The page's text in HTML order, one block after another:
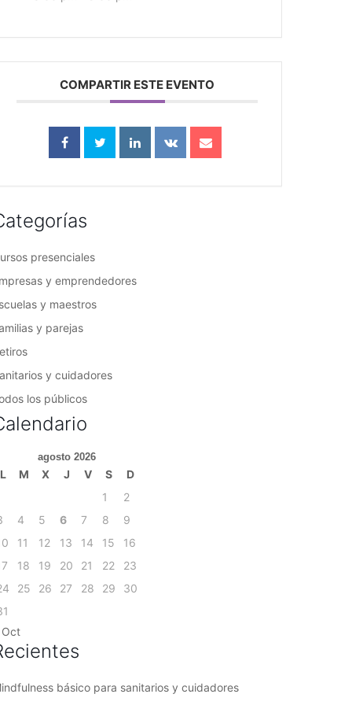
COMPARTIR ESTE EVENTO
presenciales
y emprendedores
y maestros
y parejas
y cuidadores
los públicos
agosto 2026
L M X J V S
D
1
2
4 5 6 7 8
9
11 12 13 14 15
16
18 19 20 21 22
23
25 26 27 28 29
30
Oct
básico para sanitarios y cuidadores